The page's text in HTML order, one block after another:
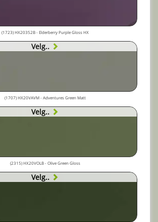
(1723) HX20352B - Elderberry Purple Gloss HX
Velg..
(1707) HX20VAVM - Adventures Green Matt
Velg..
(2315) HX20VOLB - Olive Green Gloss
Velg..